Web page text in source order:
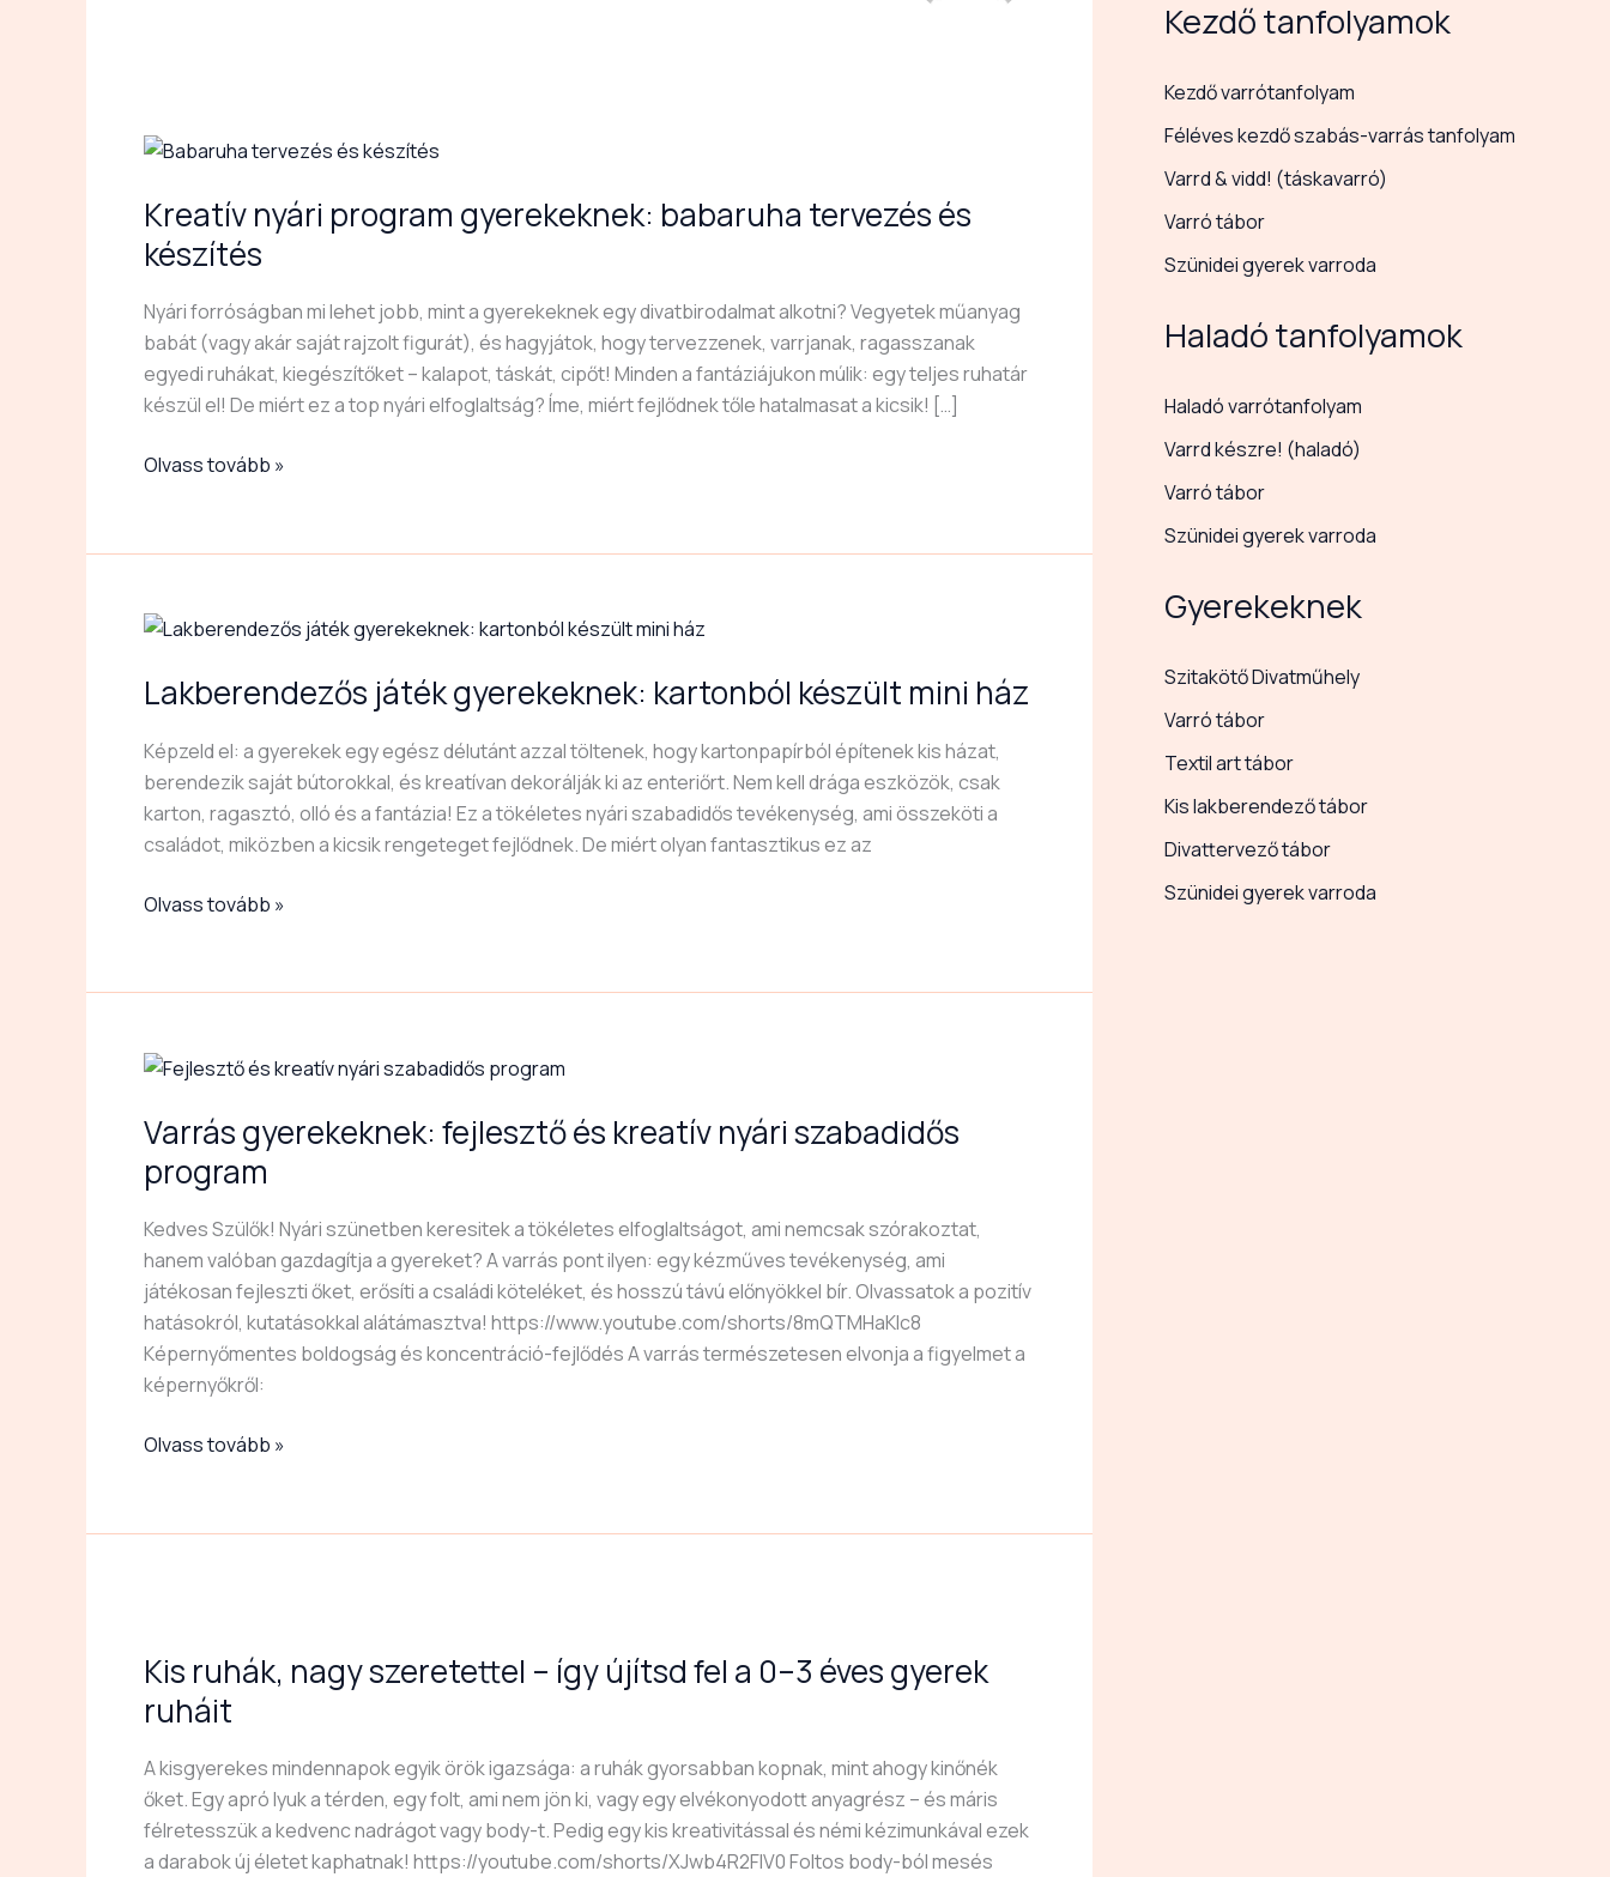
Kreatív nyári program gyerekeknek: babaruha tervezés és
készítés
Nyári forróságban mi lehet jobb, mint a gyerekeknek egy divatbirodalmat alkotni? Vegyetek műanyag
babát (vagy akár saját rajzolt figurát), és hagyjátok, hogy tervezzenek, varrjanak, ragasszanak
egyedi ruhákat, kiegészítőket – kalapot, táskát, cipőt! Minden a fantáziájukon múlik: egy teljes ruhatár
készül el! De miért ez a top nyári elfoglaltság? Íme, miért fejlődnek tőle hatalmasat a kicsik! […]
Kreatív
program
gyerekeknek:
babaruha
tervezés
és
készítés
Olvass tovább »
Lakberendezős játék gyerekeknek: kartonból készült mini ház
Képzeld el: a gyerekek egy egész délutánt azzal töltenek, hogy kartonpapírból építenek kis házat,
berendezik saját bútorokkal, és kreatívan dekorálják ki az enteriőrt. Nem kell drága eszközök, csak
karton, ragasztó, olló és a fantázia! Ez a tökéletes nyári szabadidős tevékenység, ami összeköti a
családot, miközben a kicsik rengeteget fejlődnek. De miért olyan fantasztikus ez az
Lakberendezős
gyerekeknek:
készült
mini
ház
Olvass tovább »
Varrás gyerekeknek: fejlesztő és kreatív nyári szabadidős
program
Kedves Szülők! Nyári szünetben keresitek a tökéletes elfoglaltságot, ami nemcsak szórakoztat,
hanem valóban gazdagítja a gyereket? A varrás pont ilyen: egy kézműves tevékenység, ami
játékosan fejleszti őket, erősíti a családi köteléket, és hosszú távú előnyökkel bír. Olvassatok a pozitív
hatásokról, kutatásokkal alátámasztva! https://www.youtube.com/shorts/8mQTMHaKIc8
Képernyőmentes boldogság és koncentráció-fejlődés A varrás természetesen elvonja a figyelmet a
képernyőkről:
Varrás
fejlesztő
kreatív
nyári
szabadidős
program
Olvass tovább »
Kis ruhák, nagy szeretettel – így újítsd fel a 0–3 éves gyerek
ruháit
A kisgyerekes mindennapok egyik örök igazsága: a ruhák gyorsabban kopnak, mint ahogy kinőnék
őket. Egy apró lyuk a térden, egy folt, ami nem jön ki, vagy egy elvékonyodott anyagrész – és máris
félretesszük a kedvenc nadrágot vagy body-t. Pedig egy kis kreativitással és némi kézimunkával ezek
a darabok új életet kaphatnak! https://youtube.com/shorts/XJwb4R2FlV0 Foltos body-ból mesés
nagy
szeretettel
–
így
újítsd
fel
a
Kezdő tanfolyamok
Kezdő varrótanfolyam
Féléves kezdő szabás-varrás tanfolyam
Varrd & vidd! (táskavarró)
Varró tábor
Szünidei gyerek varroda
Haladó tanfolyamok
Haladó varrótanfolyam
Varrd készre! (haladó)
Varró tábor
Szünidei gyerek varroda
Gyerekeknek
Szitakötő Divatműhely
Varró tábor
Textil art tábor
Kis lakberendező tábor
Divattervező tábor
Szünidei gyerek varroda